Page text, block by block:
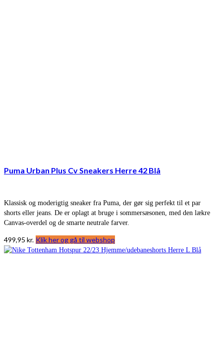
Puma Urban Plus Cv Sneakers Herre 42 Blå
Klassisk og moderigtig sneaker fra Puma, der gør sig perfekt til et par
shorts eller jeans. De er oplagt at bruge i sommersæsonen, med den lækre
Canvas-overdel og de smarte neutrale farver.
499,95 kr. Klik her og gå til webshop